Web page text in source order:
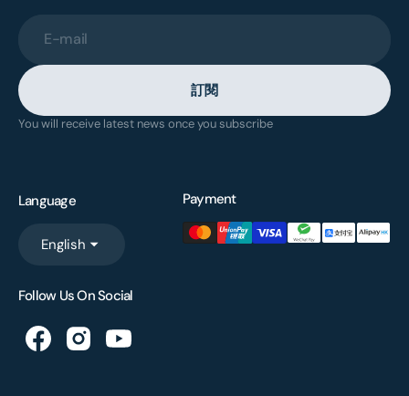
E-mail
訂閱
You will receive latest news once you subscribe
Language
English
Payment
Follow Us On Social